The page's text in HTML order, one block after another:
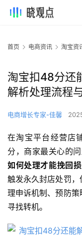
首页 电商资讯 淘宝资
淘宝扣48分还
解析处理流程
电商增长专家-佳馨
在淘宝平台经营店
分，商家最关心的问
如何处理才能挽回
触发永久封店处罚
理申诉机制、预防
寻找转机。